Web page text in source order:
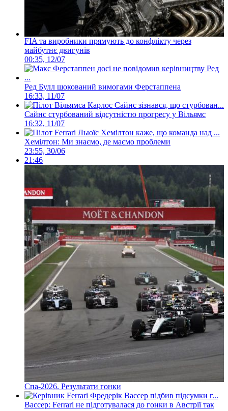
FIA та виробники прямують до конфлікту через
майбутнє двигунів
00:35, 12/07
Ред Булл шокований вимогами Ферстаппена
16:33, 11/07
Сайнс стурбований відсутністю прогресу у Вільямс
16:32, 11/07
Хемілтон: Ми знаємо, де маємо проблеми
23:55, 30/06
21:46
Спа-2026. Результати гонки
Вассер: Ferrari не підготувалася до гонки в Австрії так